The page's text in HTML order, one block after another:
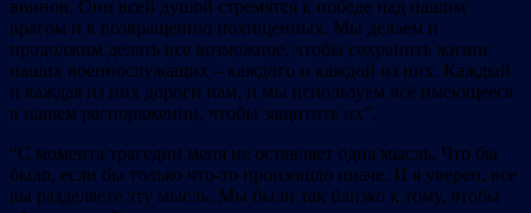
воинов. Они всей душой стремятся к победе над нашим
врагом и к возвращению похищенных. Мы делаем и
продолжим делать все возможное, чтобы сохранить жизни
наших военнослужащих – каждого и каждой из них. Каждый
и каждая из них дороги нам, и мы используем всё имеющееся
в нашем распоряжении, чтобы защитить их”.
“С момента трагедии меня не оставляет одна мысль. Что бы
было, если бы только что-то произошло иначе. И я уверен, все
вы разделяете эту мысль. Мы были так близко к тому, чтобы